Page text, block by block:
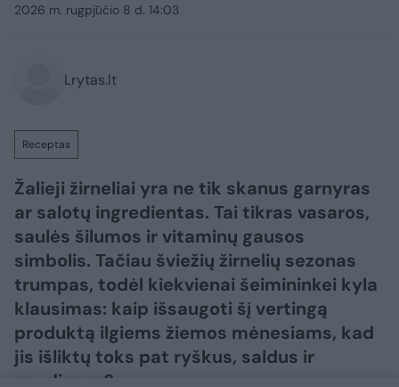
2026 m. rugpjūčio 8 d. 14:03
Lrytas.lt
Receptas
Žalieji žirneliai yra ne tik skanus garnyras
ar salotų ingredientas. Tai tikras vasaros,
saulės šilumos ir vitaminų gausos
simbolis. Tačiau šviežių žirnelių sezonas
trumpas, todėl kiekvienai šeimininkei kyla
klausimas: kaip išsaugoti šį vertingą
produktą ilgiems žiemos mėnesiams, kad
jis išliktų toks pat ryškus, saldus ir
naudingas?